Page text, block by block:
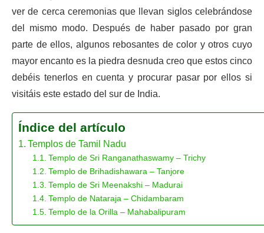
ver de cerca ceremonias que llevan siglos celebrándose
del mismo modo. Después de haber pasado por gran
parte de ellos, algunos rebosantes de color y otros cuyo
mayor encanto es la piedra desnuda creo que estos cinco
debéis tenerlos en cuenta y procurar pasar por ellos si
visitáis este estado del sur de India.
Índice del artículo
Templos de Tamil Nadu
Templo de Sri Ranganathaswamy – Trichy
Templo de Brihadishawara – Tanjore
Templo de Sri Meenakshi – Madurai
Templo de Nataraja – Chidambaram
Templo de la Orilla – Mahabalipuram